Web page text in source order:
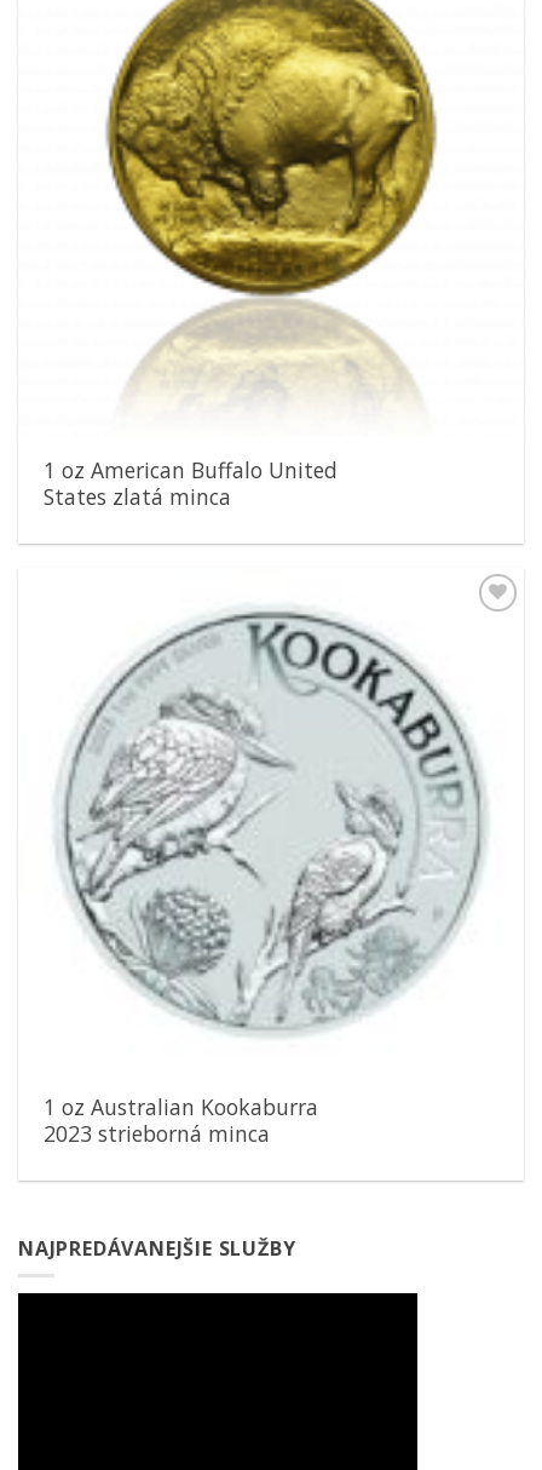
1 oz American Buffalo United
States zlatá minca
1 oz Australian Kookaburra
2023 strieborná minca
NAJPREDÁVANEJŠIE SLUŽBY